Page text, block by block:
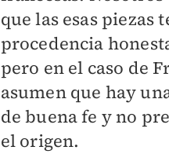
que las esas piezas
procedencia
pero en el caso de
asumen que hay
de buena fe y no
el origen.